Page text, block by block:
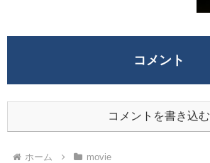
コメント
コメントを書き込む
ホーム movie